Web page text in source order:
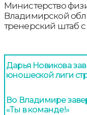
Министерство
Владимирской
тренерский штаб
Дарья Новикова
юношеской лиги
Во Владимире
«Ты в команде!»